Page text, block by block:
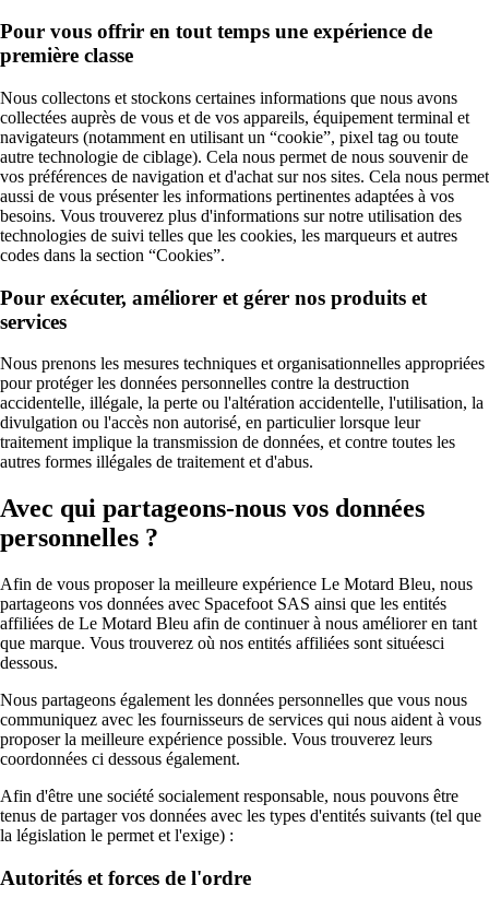
Pour vous offrir en tout temps une expérience de
première classe
Nous collectons et stockons certaines informations que nous avons
collectées auprès de vous et de vos appareils, équipement terminal et
navigateurs (notamment en utilisant un “cookie”, pixel tag ou toute
autre technologie de ciblage). Cela nous permet de nous souvenir de
vos préférences de navigation et d'achat sur nos sites. Cela nous permet
aussi de vous présenter les informations pertinentes adaptées à vos
besoins. Vous trouverez plus d'informations sur notre utilisation des
technologies de suivi telles que les cookies, les marqueurs et autres
codes dans la section “Cookies”.
Pour exécuter, améliorer et gérer nos produits et
services
Nous prenons les mesures techniques et organisationnelles appropriées
pour protéger les données personnelles contre la destruction
accidentelle, illégale, la perte ou l'altération accidentelle, l'utilisation, la
divulgation ou l'accès non autorisé, en particulier lorsque leur
traitement implique la transmission de données, et contre toutes les
autres formes illégales de traitement et d'abus.
Avec qui partageons-nous vos données
personnelles ?
Afin de vous proposer la meilleure expérience Le Motard Bleu, nous
partageons vos données avec Spacefoot SAS ainsi que les entités
affiliées de Le Motard Bleu afin de continuer à nous améliorer en tant
que marque. Vous trouverez où nos entités affiliées sont situéesci
dessous.
Nous partageons également les données personnelles que vous nous
communiquez avec les fournisseurs de services qui nous aident à vous
proposer la meilleure expérience possible. Vous trouverez leurs
coordonnées ci dessous également.
Afin d'être une société socialement responsable, nous pouvons être
tenus de partager vos données avec les types d'entités suivants (tel que
la législation le permet et l'exige) :
Autorités et forces de l'ordre